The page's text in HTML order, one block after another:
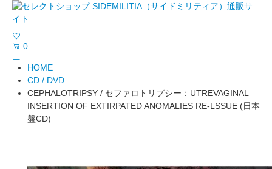
0
HOME
CD / DVD
CEPHALOTRIPSY / セファロトリプシー：UTREVAGINAL
INSERTION OF EXTIRPATED ANOMALIES RE-LSSUE (日本
盤CD)